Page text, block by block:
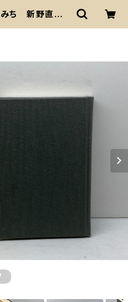
みち 新野直吉